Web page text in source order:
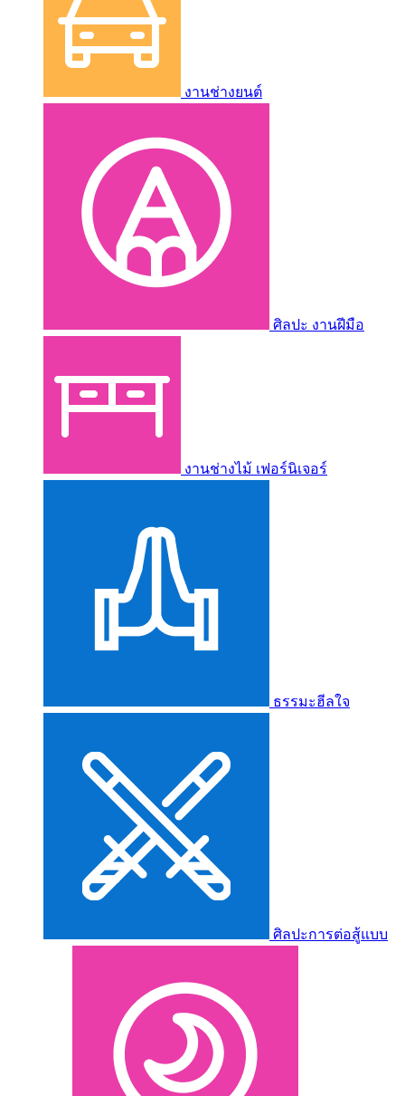
งานช่างยนต์
ศิลปะ งานฝีมือ
งานช่างไม้ เฟอร์นิเจอร์
ธรรมะฮีลใจ
ศิลปะการต่อสู้แบบ